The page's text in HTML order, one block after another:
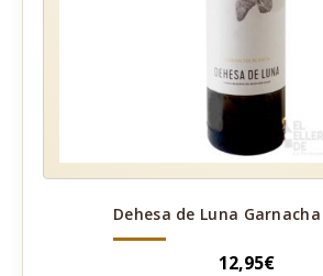
Dehesa de Luna
12,95€